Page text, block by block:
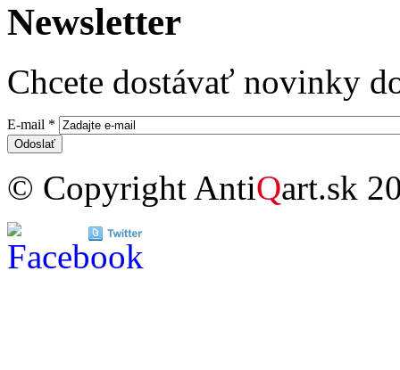
Newsletter
Chcete dostávať novinky
E-mail *
© Copyright AntiQart.sk